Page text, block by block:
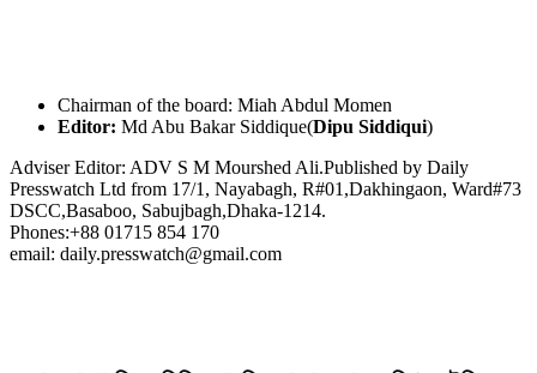
Chairman of the board: Miah Abdul Momen
Editor: Md Abu Bakar Siddique(Dipu Siddiqui)
Adviser Editor: ADV S M Mourshed Ali.Published by Daily
Presswatch Ltd from 17/1, Nayabagh, R#01,Dakhingaon, Ward#73
DSCC,Basaboo, Sabujbagh,Dhaka-1214.
Phones:+88 01715 854 170
email: daily.presswatch@gmail.com